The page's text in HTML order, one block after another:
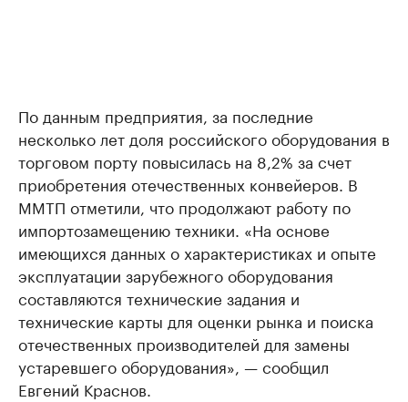
По данным предприятия, за последние
несколько лет доля российского оборудования в
торговом порту повысилась на 8,2% за счет
приобретения отечественных конвейеров. В
ММТП отметили, что продолжают работу по
импортозамещению техники. «На основе
имеющихся данных о характеристиках и опыте
эксплуатации зарубежного оборудования
составляются технические задания и
технические карты для оценки рынка и поиска
отечественных производителей для замены
устаревшего оборудования», — сообщил
Евгений Краснов.